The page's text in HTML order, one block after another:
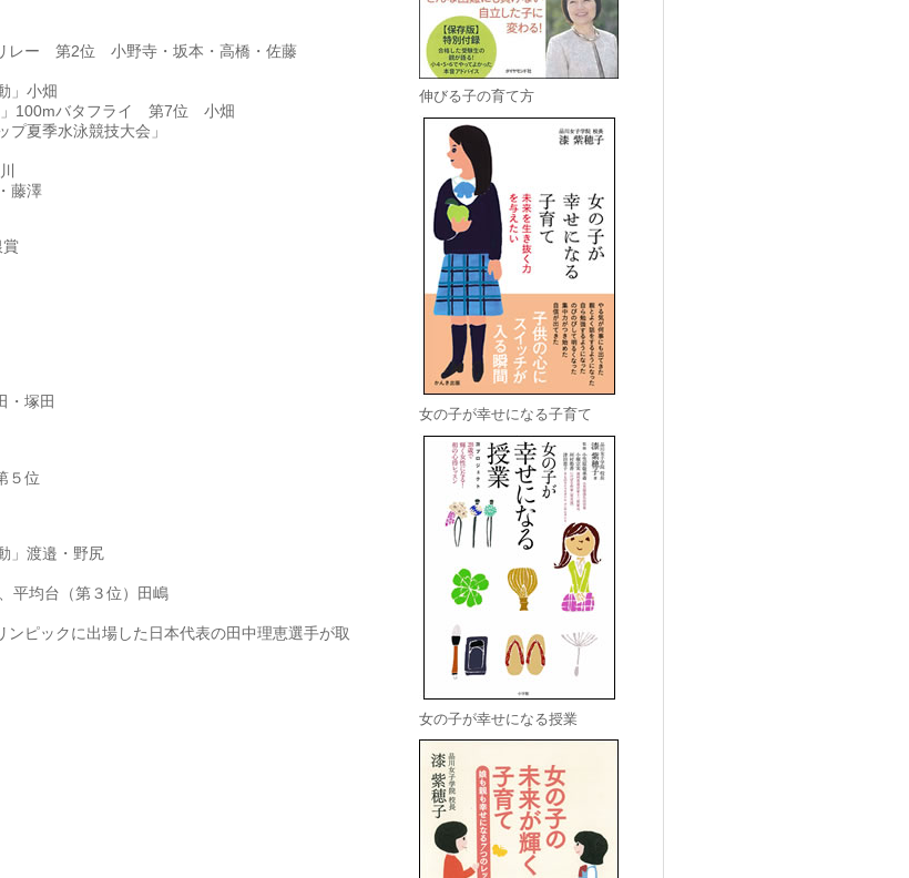
レー 第2位 小野寺・坂本・高橋・佐藤
」小畑
」100mバタフライ 第7位 小畑
プ夏季水泳競技大会」
藤澤
賞
・塚田
５位
」渡邉・野尻
平均台（第３位）田嶋
ピックに出場した日本代表の田中理恵選手が取
伸びる子の育て方
女の子が幸せになる子育て
女の子が幸せになる授業